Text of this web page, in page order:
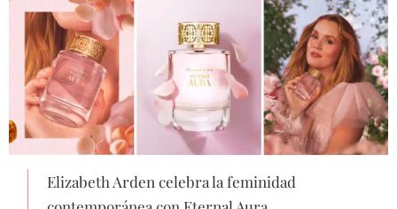
Elizabeth Arden celebra la feminidad